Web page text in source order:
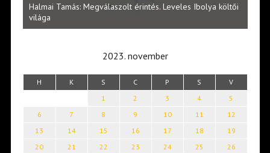
Halmai Tamás: Megválaszolt érintés. Leveles Ibolya költői
világa
2023. november
H K S C P S V
1 2 3 4
5
6
7 8 9 10 11
12
13
14 15 16 17 18
19
20
21 22 23 24 25
26